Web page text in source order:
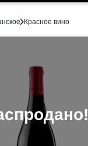
Красное вино